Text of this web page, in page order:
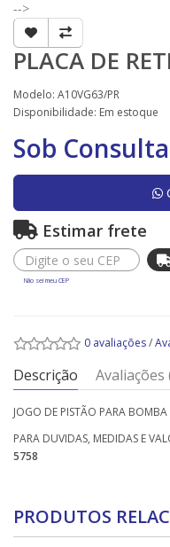
-->
PLACA DE
Modelo: A10VG63/PR
Disponibilidade: Em estoque
Sob Consulta
Estimar frete
Não sei meu CEP
0 avaliações/
Descrição Avaliações
JOGO DE PISTÃO PARA
PARA DUVIDAS, MEDIDAS E
5758
PRODUTOS